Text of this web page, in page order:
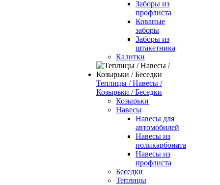
Заборы из
профлиста
Кованые
заборы
Заборы из
штакетника
Калитки
Теплицы / Навесы /
Козырьки / Беседки
Козырьки
Навесы
Навесы для
автомобилей
Навесы из
поликарбоната
Навесы из
профлиста
Беседки
Теплицы